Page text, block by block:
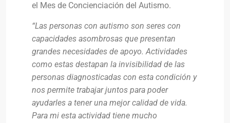
el Mes de Concienciación del Autismo.
“Las personas con autismo son seres con
capacidades asombrosas que presentan
grandes necesidades de apoyo. Actividades
como estas destapan la invisibilidad de las
personas diagnosticadas con esta condición y
nos permite trabajar juntos para poder
ayudarles a tener una mejor calidad de vida.
Para mi esta actividad tiene mucho